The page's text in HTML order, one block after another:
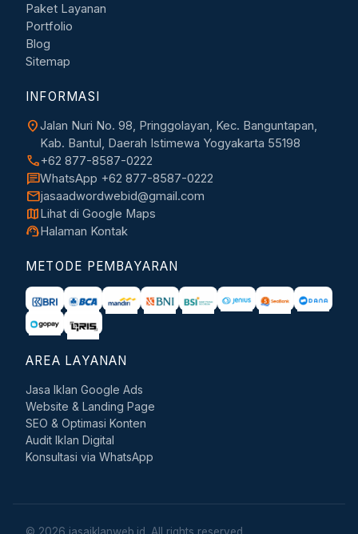
Paket Layanan
Portfolio
Blog
Sitemap
INFORMASI
location_onJalan Nuri No. 98, Pringgolayan, Kec. Banguntapan,
Kab. Bantul, Daerah Istimewa Yogyakarta 55198
call+62 877-8587-0222
chatWhatsApp +62 877-8587-0222
mailjasaadwordwebid@gmail.com
mapLihat di Google Maps
support_agentHalaman Kontak
METODE PEMBAYARAN
AREA LAYANAN
Jasa Iklan Google Ads
Website & Landing Page
SEO & Optimasi Konten
Audit Iklan Digital
Konsultasi via WhatsApp